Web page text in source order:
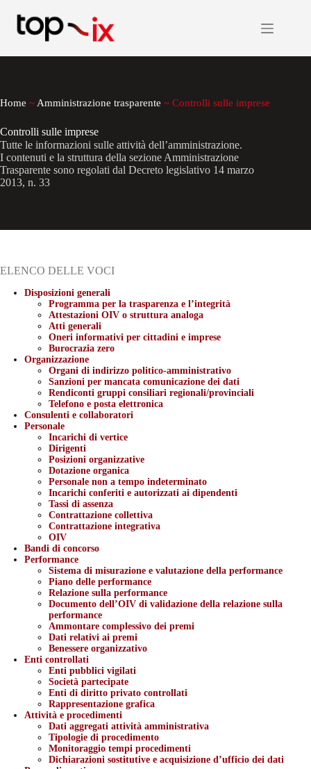
contenuto
Home ~Amministrazione trasparente ~ Controlli sulle imprese
Controlli sulle imprese
Tutte le informazioni sulle attività dell’amministrazione.
I contenuti e la struttura della sezione Amministrazione
Trasparente sono regolati dal Decreto legislativo 14 marzo
2013, n. 33
ELENCO DELLE VOCI
Disposizioni generali
Programma per la trasparenza e l’integrità
Attestazioni OIV o struttura analoga
Atti generali
Oneri informativi per cittadini e imprese
Burocrazia zero
Organizzazione
Organi di indirizzo politico-amministrativo
Sanzioni per mancata comunicazione dei dati
Rendiconti gruppi consiliari regionali/provinciali
Telefono e posta elettronica
Consulenti e collaboratori
Personale
Incarichi di vertice
Dirigenti
Posizioni organizzative
Dotazione organica
Personale non a tempo indeterminato
Incarichi conferiti e autorizzati ai dipendenti
Tassi di assenza
Contrattazione collettiva
Contrattazione integrativa
OIV
Bandi di concorso
Performance
Sistema di misurazione e valutazione della performance
Piano delle performance
Relazione sulla performance
Documento dell’OIV di validazione della relazione sulla
performance
Ammontare complessivo dei premi
Dati relativi ai premi
Benessere organizzativo
Enti controllati
Enti pubblici vigilati
Società partecipate
Enti di diritto privato controllati
Rappresentazione grafica
Attività e procedimenti
Dati aggregati attività amministrativa
Tipologie di procedimento
Monitoraggio tempi procedimenti
Dichiarazioni sostitutive e acquisizione d’ufficio dei dati